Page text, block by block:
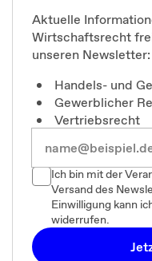
Aktuelle
Wirtschaftsrecht
unseren Newsletter:
Handels- und
Gewerblicher
Vertriebsrecht
Ich bin mit der
Versand des
Einwilligung kann
widerrufen.